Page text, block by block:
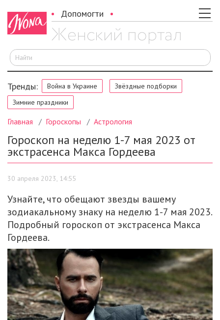
Допомогти
Тренды: Война в Украине
Звёздные подборки
Зимние праздники
Главная Гороскопы Астрология
Гороскоп на неделю 1-7 мая 2023 от
экстрасенса Макса Гордеева
30 апреля 2023, 14:55
Узнайте, что обещают звезды вашему
зодиакальному знаку на неделю 1-7 мая 2023.
Подробный гороскоп от экстрасенса Макса
Гордеева.